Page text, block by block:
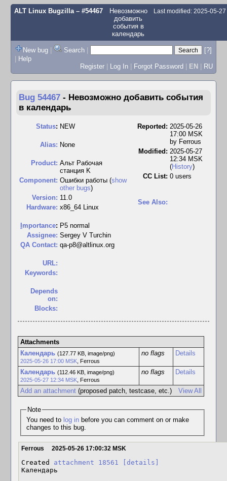
ALT Linux Bugzilla– #54467
Невозможно
добавить
события в
календарь
Last modified: 2025-05-
New bug | Search |
[?]
| Help
Register | Log In | Forgot Password | EN | RU
Bug 54467 - Невозможно добавить события
в календарь
Status: NEW
Alias: None
Product: Альт Рабочая
станция K
Component: Ошибки работы (show
other bugs)
Version: 11.0
Hardware: x86_64 Linux
mportance: P5 normal
Assignee: Sergey V Turchin
QA Contact: qa-p8@altlinux.org
URL:
Keywords:
Depends
on:
Blocks:
Reported: 2025-05-26
17:00 MSK
by Ferrous
Modified: 2025-05-27
12:34 MSK
(History)
CC List: 0 users
See Also:
Attachments
Календарь (127.77 KB, image/png)
2025-05-26 17:00 MSK, Ferrous
no flags Details
Календарь (112.46 KB, image/png)
2025-05-27 12:34 MSK, Ferrous
no flags Details
View All
Add an attachment(proposed patch, testcase, etc.)
Note
You need to log inbefore you can comment on or make
changes to this bug.
Ferrous 2025-05-26 17:00:32 MSK
Created attachment 18561
[details]
Календарь